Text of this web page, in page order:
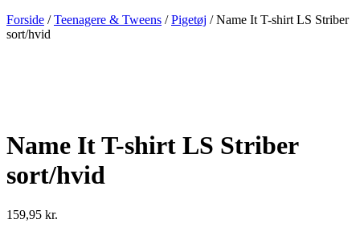
Forside /Teenagere & Tweens /Pigetøj / Name It T-shirt LS Striber
sort/hvid
Name It T-shirt LS Striber
sort/hvid
159,95 kr.